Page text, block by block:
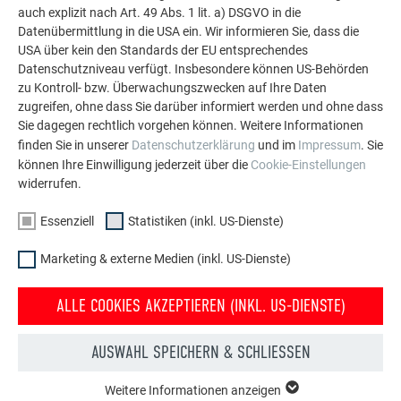
MEHR REFERENZEN ANSEHEN
Kostenlos PREFA Prospekte bestellen
auch explizit nach Art. 49 Abs. 1 lit. a) DSGVO in die
Datenübermittlung in die USA ein. Wir informieren Sie, dass die
USA über kein den Standards der EU entsprechendes
Datenschutzniveau verfügt. Insbesondere können US-Behörden
zu Kontroll- bzw. Überwachungszwecken auf Ihre Daten
zugreifen, ohne dass Sie darüber informiert werden und ohne dass
Sie dagegen rechtlich vorgehen können. Weitere Informationen
finden Sie in unserer Datenschutzerklärung und im Impressum. Sie
können Ihre Einwilligung jederzeit über die Cookie-Einstellungen
widerrufen.
Essenziell Statistiken (inkl. US-Dienste)
Marketing & externe Medien (inkl. US-Dienste)
ALLE COOKIES AKZEPTIEREN (INKL. US-DIENSTE)
AUSWAHL SPEICHERN & SCHLIESSEN
Weitere Informationen anzeigen